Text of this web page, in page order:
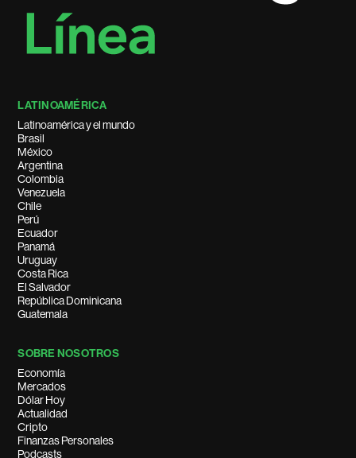
LATINOAMÉRICA
Latinoamérica y el mundo
Brasil
México
Argentina
Colombia
Venezuela
Chile
Perú
Ecuador
Panamá
Uruguay
Costa Rica
El Salvador
República Dominicana
Guatemala
SOBRE NOSOTROS
Economía
Mercados
Dólar Hoy
Actualidad
Cripto
Finanzas Personales
Podcasts